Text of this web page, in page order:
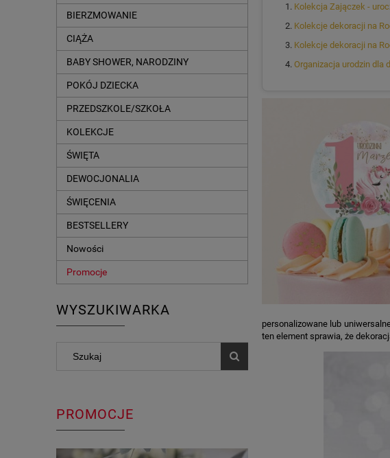
BIERZMOWANIE
CIĄŻA
BABY SHOWER, NARODZINY
POKÓJ DZIECKA
PRZEDSZKOLE/SZKOŁA
KOLEKCJE
ŚWIĘTA
DEWOCJONALIA
ŚWIĘCENIA
BESTSELLERY
Nowości
Promocje
WYSZUKIWARKA
PROMOCJE
Kolekcja Zajączek -
Kolekcje dekoracji na
Kolekcje dekoracji na
Organizacja urodzin dla
personalizowane lub
ten element sprawia, że